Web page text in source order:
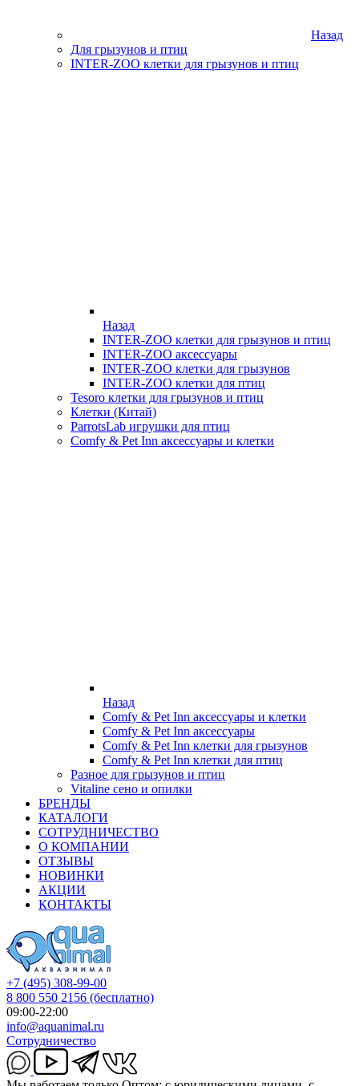
Назад
Для грызунов и птиц
INTER-ZOO клетки для грызунов и птиц
Назад
INTER-ZOO клетки для грызунов и птиц
INTER-ZOO аксессуары
INTER-ZOO клетки для грызунов
INTER-ZOO клетки для птиц
Tesoro клетки для грызунов и птиц
Клетки (Китай)
ParrotsLab игрушки для птиц
Comfy & Pet Inn аксессуары и клетки
Назад
Comfy & Pet Inn аксессуары и клетки
Comfy & Pet Inn аксессуары
Comfy & Pet Inn клетки для грызунов
Comfy & Pet Inn клетки для птиц
Разное для грызунов и птиц
Vitaline сено и опилки
БРЕНДЫ
КАТАЛОГИ
СОТРУДНИЧЕСТВО
О КОМПАНИИ
ОТЗЫВЫ
НОВИНКИ
АКЦИИ
КОНТАКТЫ
+7 (495) 308-99-00
8 800 550 2156 (бесплатно)
09:00-22:00
info@aquanimal.ru
Сотрудничество